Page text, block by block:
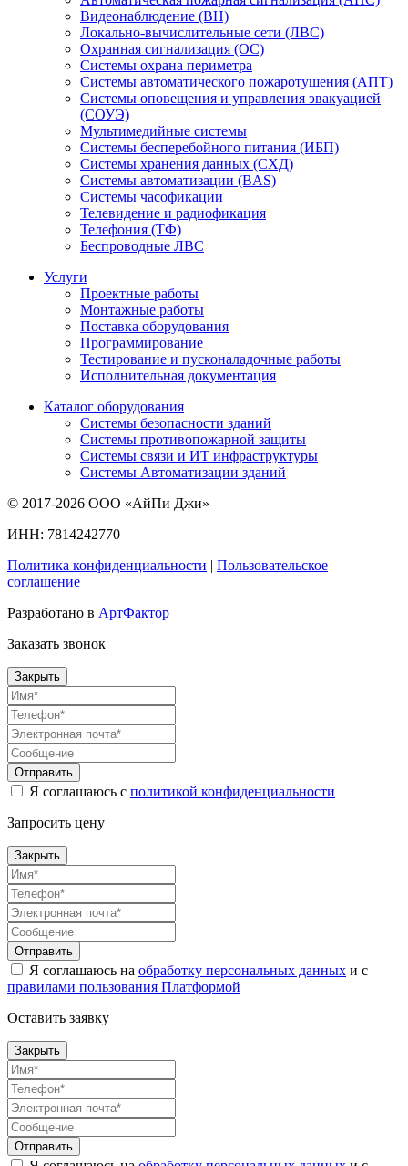
Видеонаблюдение (ВН)
Локально-вычислительные сети (ЛВС)
Охранная сигнализация (ОС)
Системы охрана периметра
Системы автоматического пожаротушения (АПТ)
Системы оповещения и управления эвакуацией
(СОУЭ)
Мультимедийные системы
Системы бесперебойного питания (ИБП)
Системы хранения данных (СХД)
Системы автоматизации (BAS)
Системы часофикации
Телевидение и радиофикация
Телефония (ТФ)
Беспроводные ЛВС
Услуги
Проектные работы
Монтажные работы
Поставка оборудования
Программирование
Тестирование и пусконаладочные работы
Исполнительная документация
Каталог оборудования
Системы безопасности зданий
Системы противопожарной защиты
Системы связи и ИТ инфраструктуры
Системы Автоматизации зданий
© 2017-2026 ООО «АйПи Джи»
ИНН: 7814242770
Политика конфиденциальности | Пользовательское
соглашение
Разработано в АртФактор
Заказать звонок
Закрыть
Отправить
Я соглашаюсь с политикой конфиденциальности
Запросить цену
Закрыть
Отправить
Я соглашаюсь на обработку персональных данных и с
правилами пользования Платформой
Оставить заявку
Закрыть
Отправить